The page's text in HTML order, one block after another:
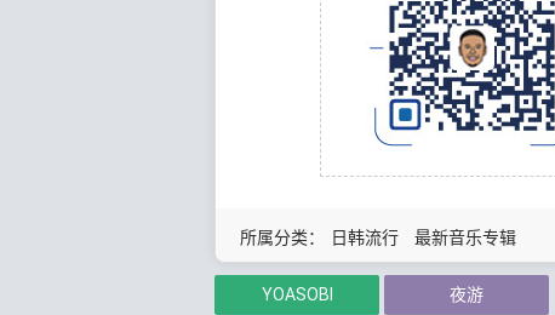
所属分类： 日韩流行 最新音乐专辑
YOASOBI 夜游